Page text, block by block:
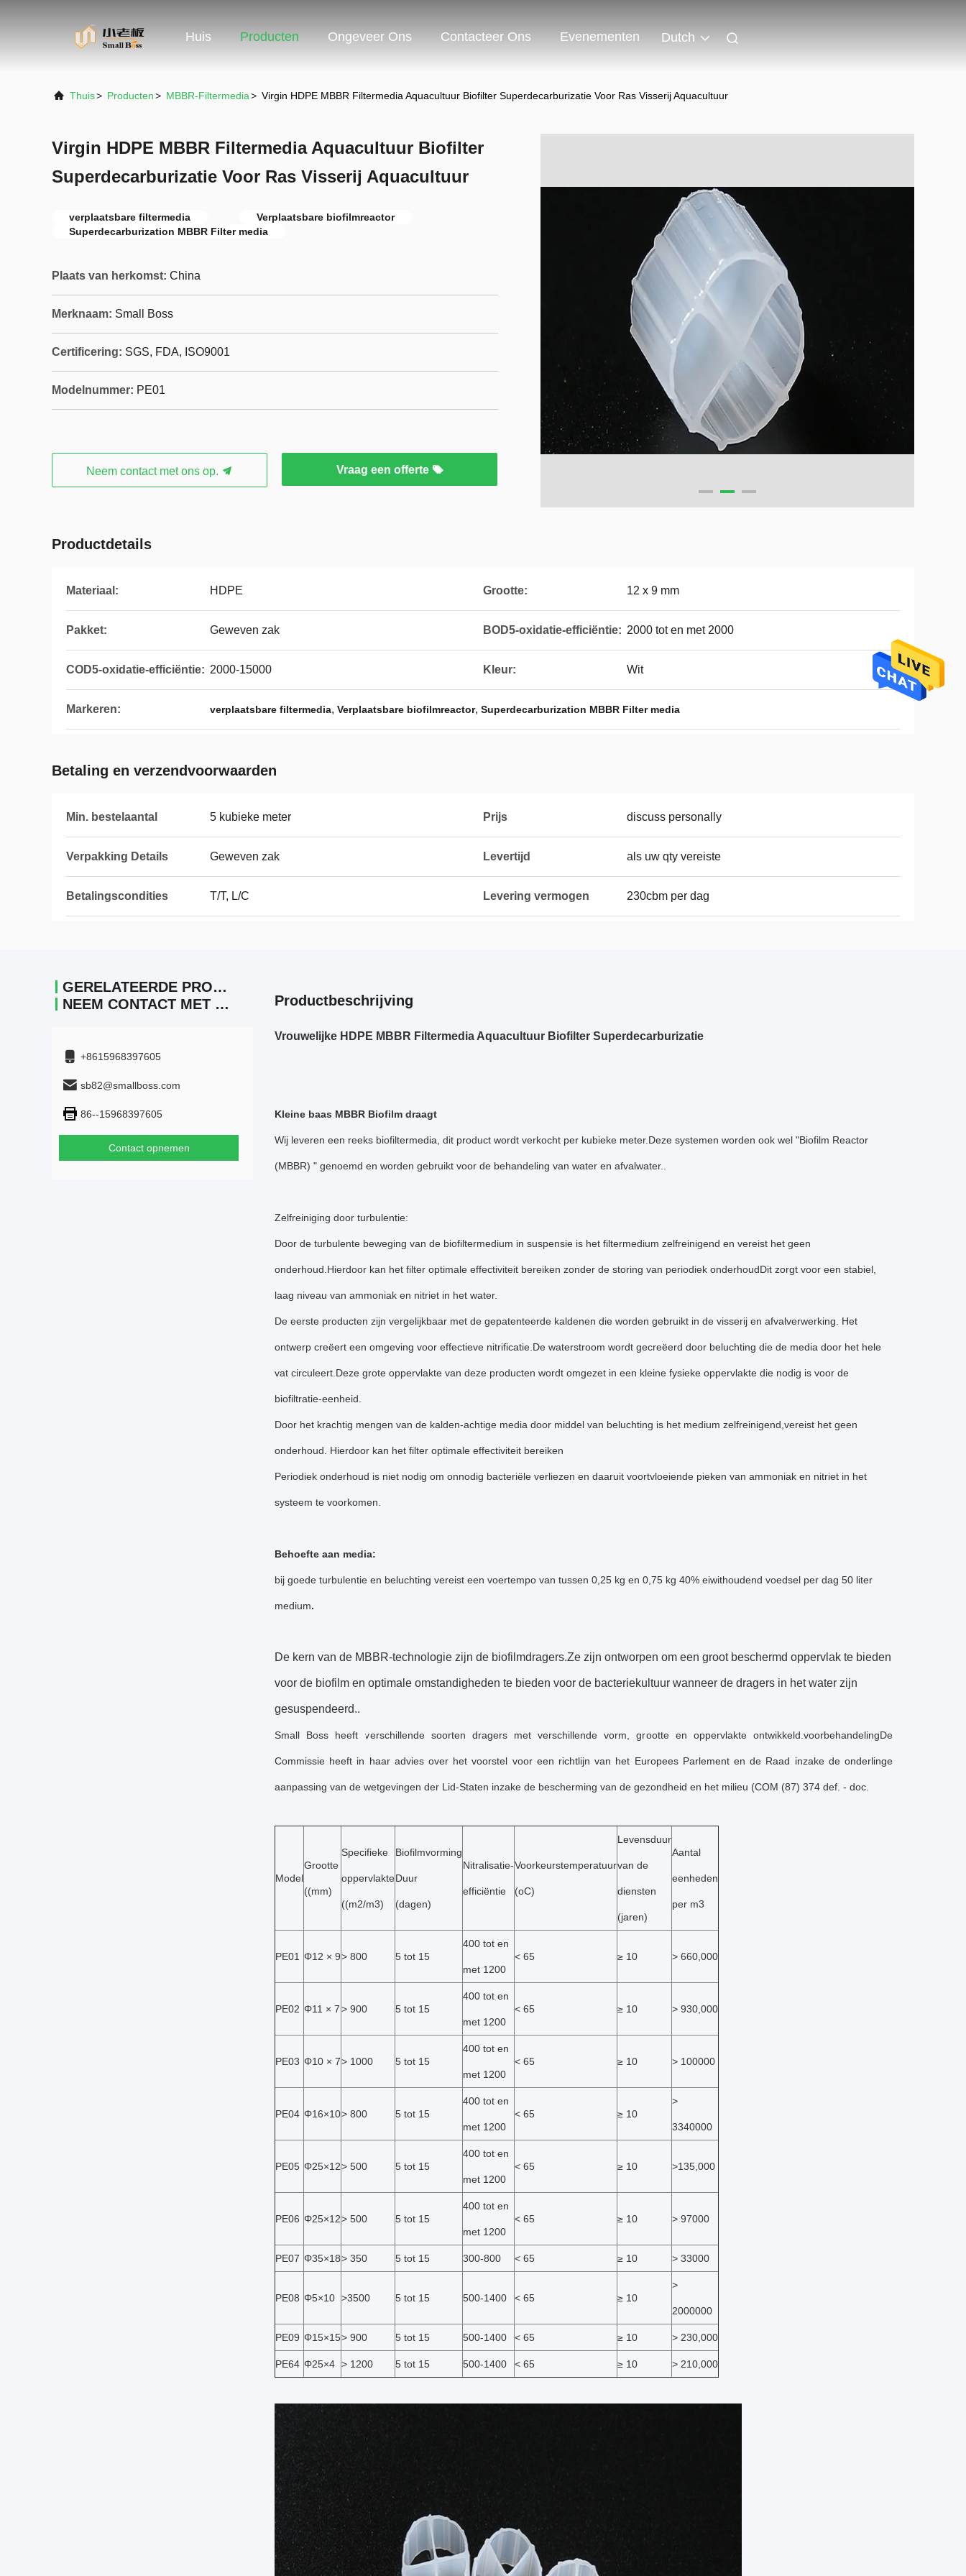
Huis Producten Ongeveer Ons Contacteer Ons Evenementen Dutch
Thuis> Producten> MBBR-Filtermedia> Virgin HDPE MBBR Filtermedia Aquacultuur Biofilter Superdecarburizatie Voor Ras Visserij Aquacultuur
Virgin HDPE MBBR Filtermedia Aquacultuur Biofilter
Superdecarburizatie Voor Ras Visserij Aquacultuur
verplaatsbare filtermedia
Verplaatsbare biofilmreactor
Superdecarburization MBBR Filter media
Plaats van herkomst: China
Merknaam: Small Boss
Certificering: SGS, FDA, ISO9001
Modelnummer: PE01
Neem contact met ons op. Vraag een offerte
Productdetails
Materiaal: HDPE Grootte: 12 x 9 mm
Pakket: Geweven zak BOD5-oxidatie-efficiëntie: 2000 tot en met 2000
COD5-oxidatie-efficiëntie: 2000-15000 Kleur: Wit
Markeren: verplaatsbare filtermedia, Verplaatsbare biofilmreactor, Superdecarburization MBBR Filter media
Betaling en verzendvoorwaarden
Min. bestelaantal 5 kubieke meter Prijs discuss personally
Verpakking Details Geweven zak Levertijd als uw qty vereiste
Betalingscondities T/T, L/C Levering vermogen 230cbm per dag
GERELATEERDE PRODUCTEN
NEEM CONTACT MET ONS OP.
+8615968397605
sb82@smallboss.com
86--15968397605
Contact opnemen
Productbeschrijving
Vrouwelijke HDPE MBBR Filtermedia Aquacultuur Biofilter Superdecarburizatie
Kleine baas MBBR Biofilm draagt
Wij leveren een reeks biofiltermedia, dit product wordt verkocht per kubieke meter.Deze systemen worden ook wel "Biofilm Reactor
(MBBR) " genoemd en worden gebruikt voor de behandeling van water en afvalwater..
Zelfreiniging door turbulentie:
Door de turbulente beweging van de biofiltermedium in suspensie is het filtermedium zelfreinigend en vereist het geen
onderhoud.Hierdoor kan het filter optimale effectiviteit bereiken zonder de storing van periodiek onderhoudDit zorgt voor een stabiel,
laag niveau van ammoniak en nitriet in het water.
De eerste producten zijn vergelijkbaar met de gepatenteerde kaldenen die worden gebruikt in de visserij en afvalverwerking. Het
ontwerp creëert een omgeving voor effectieve nitrificatie.De waterstroom wordt gecreëerd door beluchting die de media door het hele
vat circuleert.Deze grote oppervlakte van deze producten wordt omgezet in een kleine fysieke oppervlakte die nodig is voor de
biofiltratie-eenheid.
Door het krachtig mengen van de kalden-achtige media door middel van beluchting is het medium zelfreinigend,vereist het geen
onderhoud. Hierdoor kan het filter optimale effectiviteit bereiken
Periodiek onderhoud is niet nodig om onnodig bacteriële verliezen en daaruit voortvloeiende pieken van ammoniak en nitriet in het
systeem te voorkomen.
Behoefte aan media:
bij goede turbulentie en beluchting vereist een voertempo van tussen 0,25 kg en 0,75 kg 40% eiwithoudend voedsel per dag 50 liter
medium.
De kern van de MBBR-technologie zijn de biofilmdragers.Ze zijn ontworpen om een groot beschermd oppervlak te bieden
voor de biofilm en optimale omstandigheden te bieden voor de bacteriekultuur wanneer de dragers in het water zijn
gesuspendeerd..
Small Boss heeft verschillende soorten dragers met verschillende vorm, grootte en oppervlakte ontwikkeld.voorbehandelingDe
Commissie heeft in haar advies over het voorstel voor een richtlijn van het Europees Parlement en de Raad inzake de onderlinge
aanpassing van de wetgevingen der Lid-Staten inzake de bescherming van de gezondheid en het milieu (COM (87) 374 def. - doc.
Model
Grootte
((mm)
Specifieke
oppervlakte
((m2/m3)
Biofilmvorming
Duur
(dagen)
Nitralisatie-
efficiëntie
Voorkeurstemperatuur
(oC)
Levensduur
van de
diensten
(jaren)
Aantal
eenheden
per m3
PE01 Φ12 × 9> 800 5 tot 15
400 tot en
met 1200
< 65 ≥ 10 > 660,000
PE02 Φ11 × 7> 900 5 tot 15
400 tot en
met 1200
< 65 ≥ 10 > 930,000
PE03 Φ10 × 7> 1000 5 tot 15
400 tot en
met 1200
< 65 ≥ 10 > 100000
PE04 Φ16×10> 800 5 tot 15
400 tot en
met 1200
< 65 ≥ 10
>
3340000
PE05 Φ25×12> 500 5 tot 15
400 tot en
met 1200
< 65 ≥ 10 >135,000
PE06 Φ25×12> 500 5 tot 15
400 tot en
met 1200
< 65 ≥ 10 > 97000
PE07 Φ35×18> 350 5 tot 15 300-800 < 65 ≥ 10 > 33000
PE08 Φ5×10 >3500 5 tot 15 500-1400 < 65 ≥ 10
>
2000000
PE09 Φ15×15> 900 5 tot 15 500-1400 < 65 ≥ 10 > 230,000
PE64 Φ25×4 > 1200 5 tot 15 500-1400 < 65 ≥ 10 > 210,000